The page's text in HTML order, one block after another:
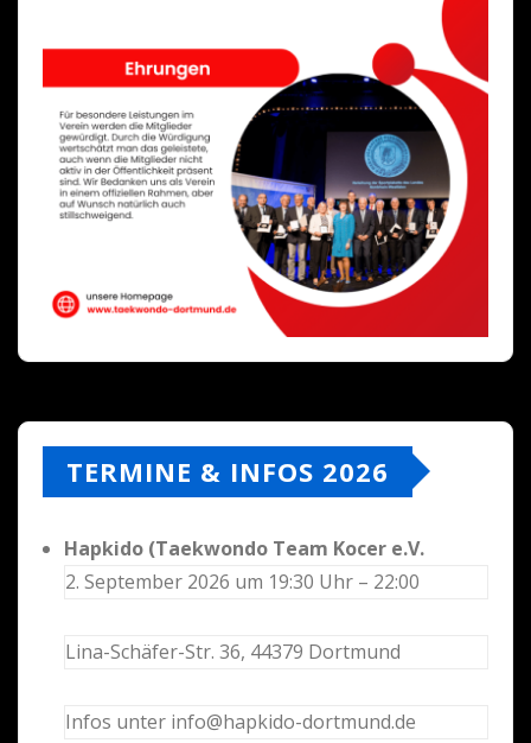
TERMINE & INFOS 2026
Hapkido (Taekwondo Team Kocer e.V.
2. September 2026 um 19:30 Uhr – 22:00
Lina-Schäfer-Str. 36, 44379 Dortmund
Infos unter info@hapkido-dortmund.de